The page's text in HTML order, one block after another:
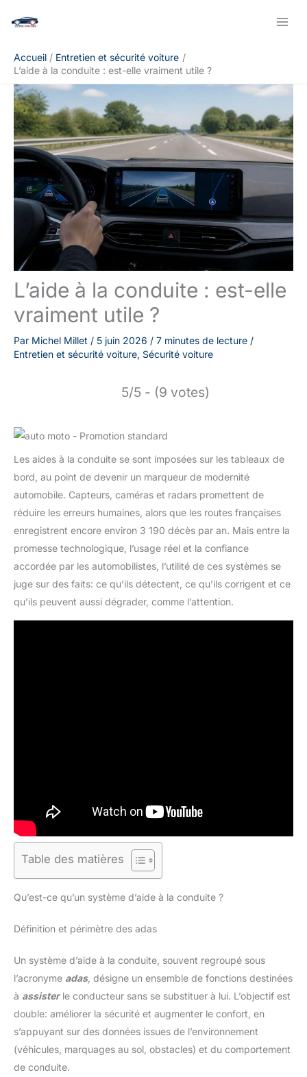
Accueil
Entretien et sécurité voiture
L’aide à la conduite : est-elle vraiment utile ?
L’aide à la conduite : est-elle
vraiment utile ?
Par Michel Millet / 5 juin 2026 / 7 minutes de lecture /
Entretien et sécurité voiture, Sécurité voiture
5/5 - (9 votes)
Les aides à la conduite se sont imposées sur les tableaux de
bord, au point de devenir un marqueur de modernité
automobile. Capteurs, caméras et radars promettent de
réduire les erreurs humaines, alors que les routes françaises
enregistrent encore environ 3 190 décès par an. Mais entre la
promesse technologique, l’usage réel et la confiance
accordée par les automobilistes, l’utilité de ces systèmes se
juge sur des faits: ce qu’ils détectent, ce qu’ils corrigent et ce
qu’ils peuvent aussi dégrader, comme l’attention.
Table des matières
Qu’est-ce qu’un système d’aide à la conduite ?
Définition et périmètre des adas
Un système d’aide à la conduite, souvent regroupé sous
l’acronyme adas, désigne un ensemble de fonctions destinées
à assisterle conducteur sans se substituer à lui. L’objectif est
double: améliorer la sécurité et augmenter le confort, en
s’appuyant sur des données issues de l’environnement
(véhicules, marquages au sol, obstacles) et du comportement
de conduite.